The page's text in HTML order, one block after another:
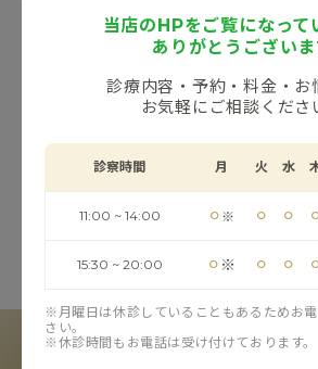
医療機関専売スキンケア
医療機関専売のスキンケアを取り扱って
クリニックでの治療やお一人おひとりの
ホームケアをご提案いたします。
ドクターシーラボ
当店のHPをご覧になって
ありがとうございま
診療内容・予約・料金・お
お気軽にご相談くださ
診察時間 月 火 水
11:00 ~ 14:00 ⚪︎ ※ ⚪︎ ⚪︎
15:30 ~ 20:00 ⚪︎ ※ ⚪︎ ⚪︎
※月曜日は休診していることもあるためお
さい。
※休診時間もお電話は受け付けております。
カウンセリングのご